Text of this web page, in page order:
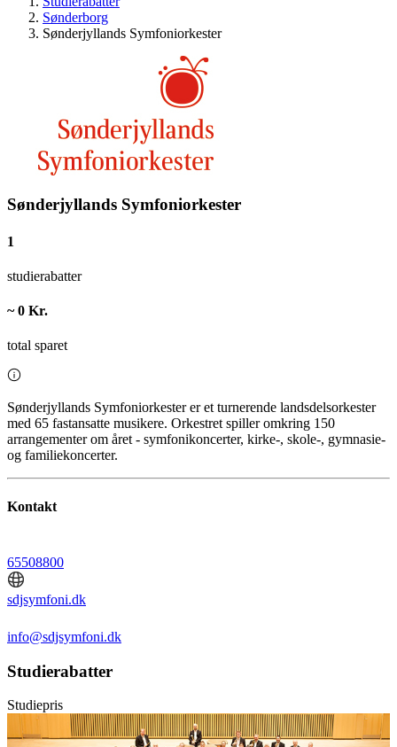
Sønderborg
Sønderjyllands Symfoniorkester
Sønderjyllands Symfoniorkester
1
studierabatter
~ 0 Kr.
total sparet
Sønderjyllands Symfoniorkester er et turnerende landsdelsorkester
med 65 fastansatte musikere. Orkestret spiller omkring 150
arrangementer om året - symfonikoncerter, kirke-, skole-, gymnasie-
og familiekoncerter.
Kontakt
65508800
sdjsymfoni.dk
info@sdjsymfoni.dk
Studierabatter
Studiepris